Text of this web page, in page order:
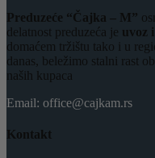
Preduzeće “Čajka – M”
delatnost preduzeća je uvoz
domaćem tržištu tako i u
danas, beležimo stalni rast
naših kupaca
Email: office@cajkam.rs
Kontakt